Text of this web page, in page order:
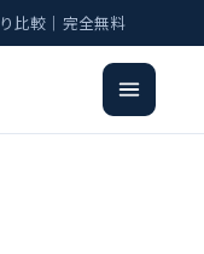
比較｜完全無料